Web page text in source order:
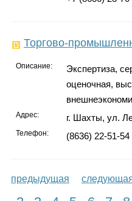
Торгово-
Описание:
Экспертиза,
оценочная,
Адрес: г. Шахты, ул.
Телефон: (8636) 22-51-54
предыдущая